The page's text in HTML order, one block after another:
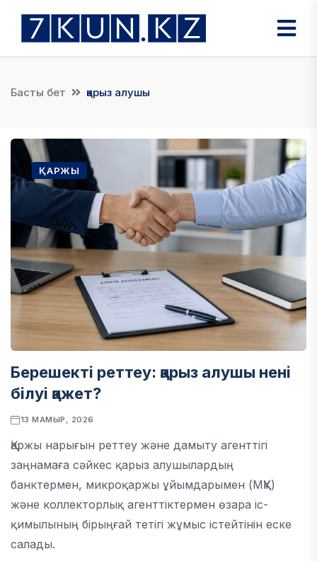
Басты бет қарыз алушы
ҚАРЖЫ
Берешекті реттеу: қарыз алушы нені
білуі қажет?
13 МАМЫР, 2026
Қаржы нарығын реттеу және дамыту агенттігі
заңнамаға сәйкес қарыз алушылардың
банктермен, микроқаржы ұйымдарымен (МҚҰ)
және коллекторлық агенттіктермен өзара іс-
қимылының бірыңғай тетігі жұмыс істейтінін еске
салады.